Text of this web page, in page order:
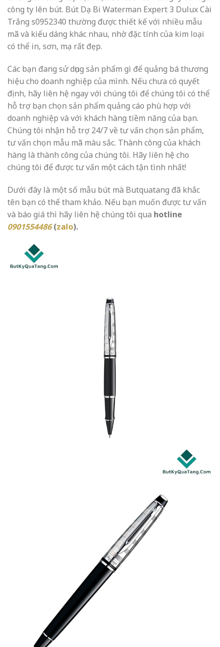
công ty lên bút. Bút Dạ Bi Waterman Expert 3 Dulux Cài
Trắng s0952340 thường được thiết kế với nhiều mẫu
mã và kiểu dáng khác nhau, nhờ đặc tính của kim loại
có thể in, sơn, mạ rất đẹp.
Các bạn đang sử dụng sản phẩm gì để quảng bá thương
hiệu cho doanh nghiệp của mình. Nếu chưa có quyết
định, hãy liên hệ ngay với chúng tôi để chúng tôi có thể
hỗ trợ bạn chọn sản phẩm quảng cáo phù hợp với
doanh nghiệp và với khách hàng tiềm năng của bạn.
Chúng tôi nhận hỗ trợ 24/7 về tư vấn chọn sản phẩm,
tư vấn chọn mẫu mã màu sắc. Thành công của khách
hàng là thành công của chúng tôi. Hãy liên hệ cho
chúng tôi để được tư vấn một cách tận tình nhất!
Dưới đây là một số mẫu bút mà Butquatang đã khắc
tên bạn có thể tham khảo. Nếu bạn muốn được tư vấn
và báo giá thì hãy liên hệ chúng tôi qua hotline
0901554486 (zalo).